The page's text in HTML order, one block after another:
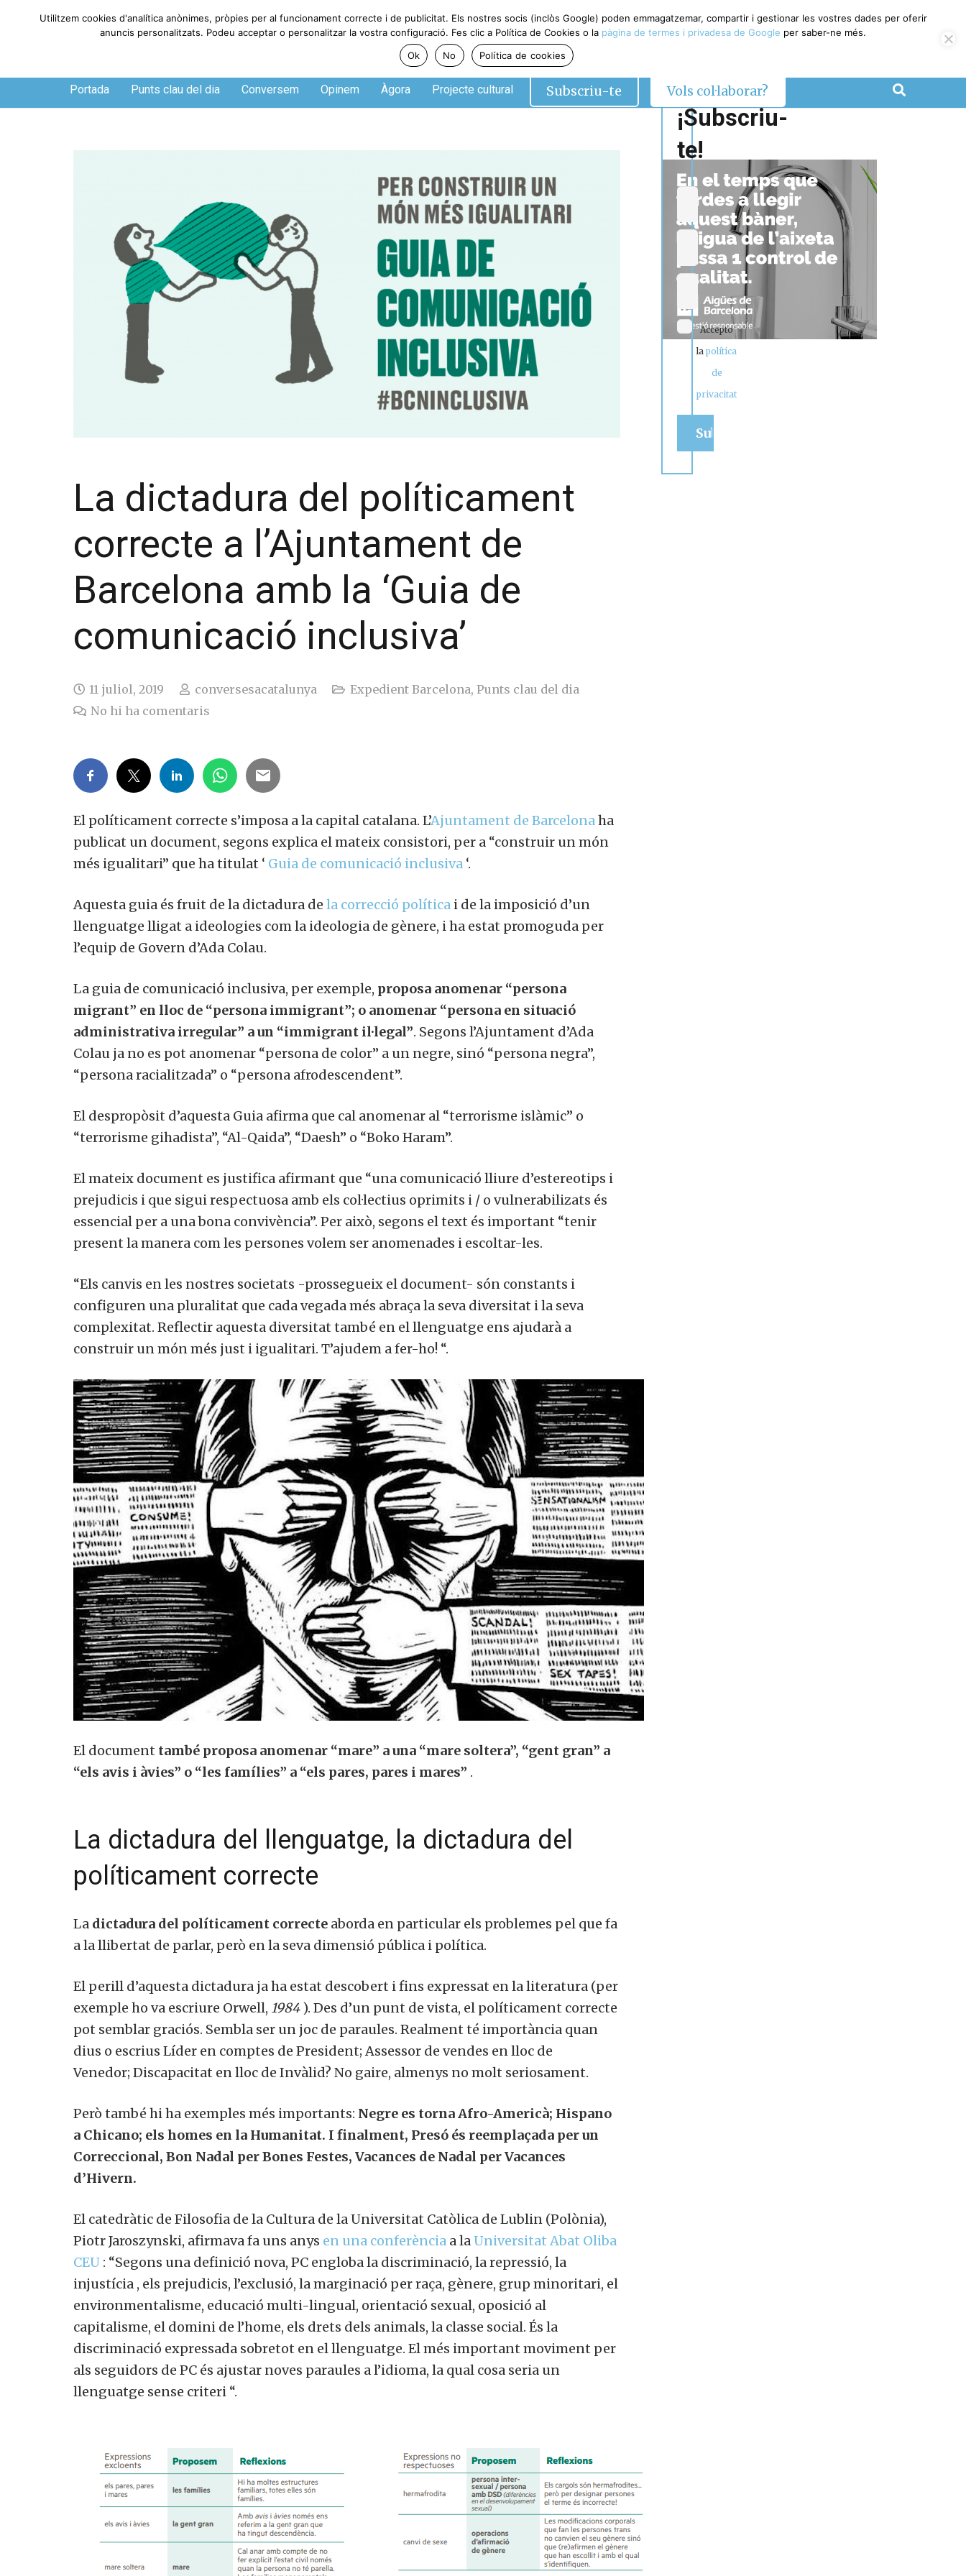
Divendres, 7 de agosto de 2026
Portada Punts clau del dia Conversem Opinem Àgora Projecte cultural Subscriu-te Vols col·laborar?
La dictadura del políticament
correcte a l’Ajuntament de
Barcelona amb la ‘Guia de
comunicació inclusiva’
11 juliol, 2019 conversesacatalunya Expedient Barcelona, Punts clau del dia
No hi ha comentaris
El políticament correcte s’imposa a la capital catalana. L’Ajuntament de Barcelonaha
publicat un document, segons explica el mateix consistori, per a “construir un món
més igualitari” que ha titulat ‘ Guia de comunicació inclusiva ‘.
Aquesta guia és fruit de la dictadura de la correcció política i de la imposició d’un
llenguatge lligat a ideologies com la ideologia de gènere, i ha estat promoguda per
l’equip de Govern d’Ada Colau.
La guia de comunicació inclusiva, per exemple, proposa anomenar “persona
migrant” en lloc de “persona immigrant”; o anomenar “persona en situació
administrativa irregular” a un “immigrant il·legal”. Segons l’Ajuntament d’Ada
Colau ja no es pot anomenar “persona de color” a un negre, sinó “persona negra”,
“persona racialitzada” o “persona afrodescendent”.
El despropòsit d’aquesta Guia afirma que cal anomenar al “terrorisme islàmic” o
“terrorisme gihadista”, “Al-Qaida”, “Daesh” o “Boko Haram”.
El mateix document es justifica afirmant que “una comunicació lliure d’estereotips i
prejudicis i que sigui respectuosa amb els col·lectius oprimits i / o vulnerabilizats és
essencial per a una bona convivència”. Per això, segons el text és important “tenir
present la manera com les persones volem ser anomenades i escoltar-les.
“Els canvis en les nostres societats -prossegueix el document- són constants i
configuren una pluralitat que cada vegada més abraça la seva diversitat i la seva
complexitat. Reflectir aquesta diversitat també en el llenguatge ens ajudarà a
construir un món més just i igualitari. T’ajudem a fer-ho! “.
El document també proposa anomenar “mare” a una “mare soltera”, “gent gran” a
“els avis i àvies” o “les famílies” a “els pares, pares i mares” .
La dictadura del llenguatge, la dictadura del
políticament correcte
La dictadura del políticament correcte aborda en particular els problemes pel que fa
a la llibertat de parlar, però en la seva dimensió pública i política.
El perill d’aquesta dictadura ja ha estat descobert i fins expressat en la literatura (per
exemple ho va escriure Orwell, 1984). Des d’un punt de vista, el políticament correcte
pot semblar graciós. Sembla ser un joc de paraules. Realment té importància quan
dius o escrius Líder en comptes de President; Assessor de vendes en lloc de
Venedor; Discapacitat en lloc de Invàlid? No gaire, almenys no molt seriosament.
Però també hi ha exemples més importants: Negre es torna Afro-Americà; Hispano
a Chicano; els homes en la Humanitat. I finalment, Presó és reemplaçada per un
Correccional, Bon Nadal per Bones Festes, Vacances de Nadal per Vacances
d’Hivern.
El catedràtic de Filosofia de la Cultura de la Universitat Catòlica de Lublin (Polònia),
Piotr Jaroszynski, afirmava fa uns anys en una conferència a laUniversitat Abat Oliba
CEU : “Segons una definició nova, PC engloba la discriminació, la repressió, la
injustícia , els prejudicis, l’exclusió, la marginació per raça, gènere, grup minoritari, el
environmentalisme, educació multi-lingual, orientació sexual, oposició al
capitalisme, el domini de l’home, els drets dels animals, la classe social. És la
discriminació expressada sobretot en el llenguatge. El més important moviment per
als seguidors de PC és ajustar noves paraules a l’idioma, la qual cosa seria un
llenguatge sense criteri “.
¡Subscriu-
te!
Accepto
lapolítica
de
privacitat
Utilitzem cookies d'analítica anònimes, pròpies per al funcionament correcte i de publicitat. Els nostres socis (inclòs Google) poden emmagatzemar, compartir i gestionar les vostres dades per oferir
anuncis personalitzats. Podeu acceptar o personalitzar la vostra configuració. Fes clic a Política de Cookies o la pàgina de termes i privadesa de Google per saber-ne més.
Ok
No Política de cookies